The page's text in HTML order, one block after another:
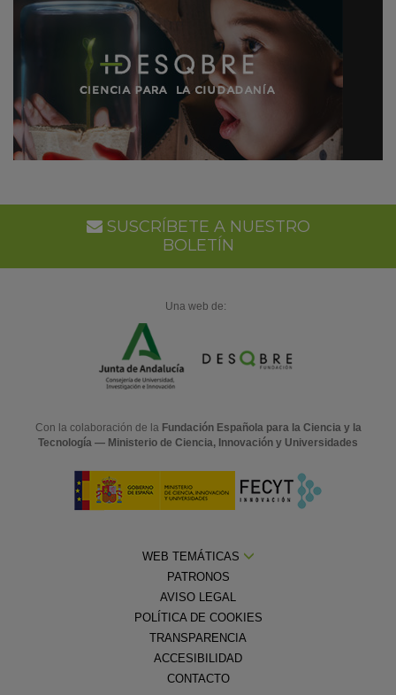
SUSCRÍBETE A NUESTRO
BOLETÍN
Una web de:
Con la colaboración de la Fundación Española para la Ciencia y la
Tecnología — Ministerio de Ciencia, Innovación y Universidades
WEB TEMÁTICAS
PATRONOS
AVISO LEGAL
POLÍTICA DE COOKIES
TRANSPARENCIA
ACCESIBILIDAD
CONTACTO